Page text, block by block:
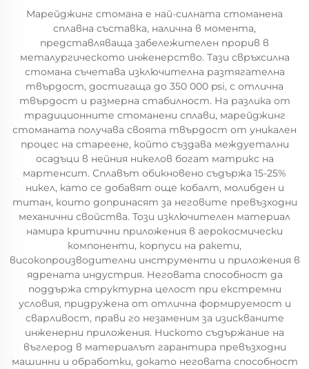
Марейджинг стомана е най-силната стоманена
сплавна съставка, налична в момента,
представляваща забележителен прорив в
металургическото инженерство. Тази свръхсилна
стомана съчетава изключителна разтягателна
твърдост, достигаща до 350 000 psi, с отлична
твърдост и размерна стабилност. На разлика от
традиционните стоманени сплави, марейджинг
стоманата получава своята твърдост от уникален
процес на стареене, който създава междуетални
осадъци в нейния никелов богат матрикс на
мартенсит. Сплавът обикновено съдържа 15-25%
никел, като се добавят още кобалт, молибден и
титан, които допринасят за неговите превъзходни
механични свойства. Този изключителен материал
намира критични приложения в аерокосмически
компоненти, корпуси на ракети,
високопроизводителни инструменти и приложения в
ядрената индустрия. Неговата способност да
поддържа структурна целост при екстремни
условия, придружена от отлична формируемост и
сварливост, прави го незаменим за изискваните
инженерни приложения. Ниското съдържание на
въглерод в материалът гарантира превъзходни
машинни и обработки, докато неговата способност